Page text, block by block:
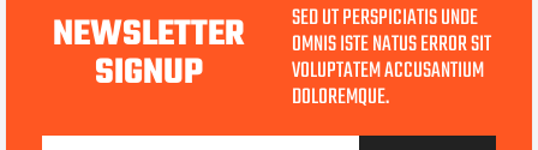
NEWSLETTER
SIGNUP
SED UT PERSPICIATIS UNDE
OMNIS ISTE NATUS ERROR SIT
VOLUPTATEM ACCUSANTIUM
DOLOREMQUE.